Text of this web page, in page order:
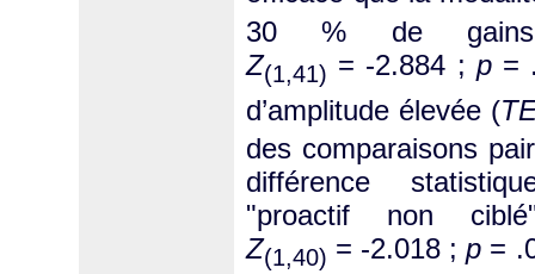
30 % de gains
Z(1,41) = -2.884 ; p=
d’amplitude élevée (
des comparaisons
différence
"proactif non
Z(1,40) = -2.018 ;p =